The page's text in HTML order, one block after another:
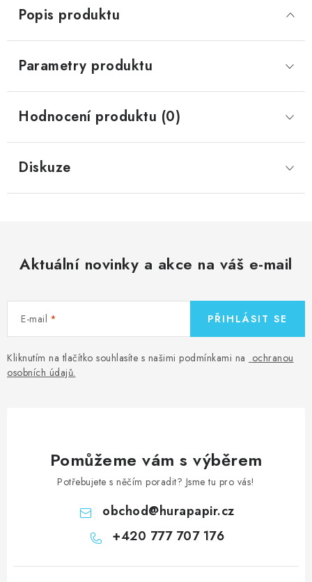
Popis produktu
Parametry produktu
Hodnocení produktu (0)
Diskuze
Aktuální novinky a akce na váš e-mail
E-mail
Kliknutím na tlačítko souhlasíte s našimi podmínkami na ochranou
osobních údajů.
PŘIHLÁSIT SE
Pomůžeme vám s výběrem
Potřebujete s něčím poradit? Jsme tu pro vás!
obchod@hurapapir.cz
+420 777 707 176